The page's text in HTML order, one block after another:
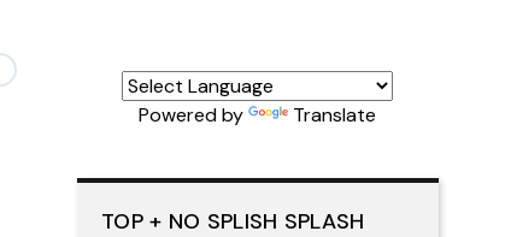
Powered by Translate
TOP + NO SPLISH SPLASH